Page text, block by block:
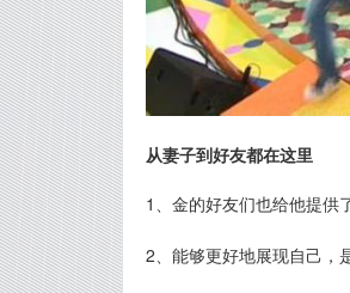
从妻子到好友都在这里
1、金的好友们也给他提供
2、能够更好地展现自己，